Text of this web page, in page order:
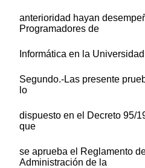
anterioridad hayan
Programadores de
Informática en la
Segundo.-Las presente
lo
dispuesto en el Decreto 95/
que
se aprueba el Reglamento
Administración de la